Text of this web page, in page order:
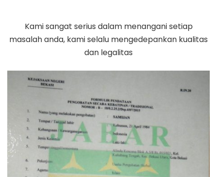
Kami sangat serius dalam menangani setiap
masalah anda, kami selalu mengedepankan kualitas
dan legalitas